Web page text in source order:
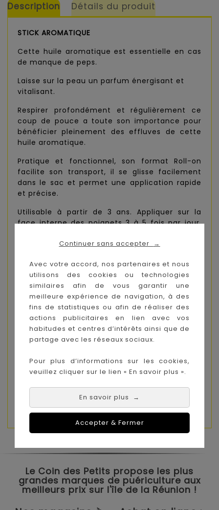
Continuer sans accepter →
Avec votre accord, nos partenaires et nous
utilisons des cookies ou technologies
similaires afin de vous garantir une
meilleure expérience de navigation, à des
fins de statistiques ou afin de réaliser des
actions publicitaires en lien avec vos
habitudes et centres d’intérêts ainsi que de
partage avec les réseaux sociaux.
Pour plus d’informations sur les cookies,
veuillez cliquer sur le lien « En savoir plus ».
En savoir plus →
Accepter & Fermer
Description Détails du produit
STICK AROMATIQUE
Cette huile aromatique est essentielle en cas
de manque de peps.
Laisse sur la peau un parfum énergisant et
vitalisant.
Respirer profondément et régulièrement ce
coup de pouce a toute son importance pour
bénéficier pleinement des effluves de cette
huile aromatique.
Pratique et fonctionnel, son format Roll-on
facilite son transport, il se glisse facilement
dans le sac et permet une application rapide
et précise.
Utilisable à partir de 3 ans. Appliquer sur la
face interne des poignets 3 à 5 fois par jour,
mois. Compatible allaitement.
Ingrédients
Composition :Huile végétale de Tournesol et
de Jojoba, Huiles essentielles de Citron, de
Petit grain, de Pin sylvestre, d'Orange douce et
de Ravintsara, Extrait huileux de romarin,
présents naturellement dans les huiles
limonene, linalool.
100% des ingrédients sont issus de l’Agriculture
Biologique.
Le Coin des Petits propose les plus
grandes marques de puériculture aux
meilleurs prix sur l'île de la Réunion !